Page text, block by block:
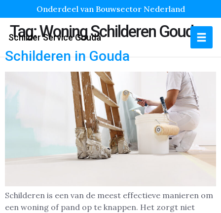
Onderdeel van Bouwsector Nederland
Schilder Service Gouda
Tag:Woning Schilderen Gouda
Schilderen in Gouda
Schilderen is een van de meest effectieve manieren om
een woning of pand op te knappen. Het zorgt niet